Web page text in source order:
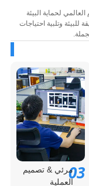
لحماية البيئة
احتياجات
مرئي & تصميم
العملية